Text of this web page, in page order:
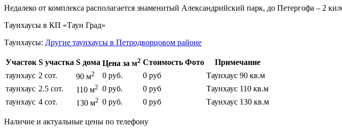
Недалеко от комплекса располагается знаменитый Александрийский парк, до Петергофа – 2
Таунхаусы в КП «Таун Град»
Таунхаусы: Другие таунхаусы в Петродворцовом районе
Участок S участка S дома Цена за м2 Стоимость Фото
Примечание
таунхаус 2 сот. 90 м2 0 руб. 0 руб
Таунхаус 90 кв.м
таунхаус 2.5 сот. 110 м2 0 руб. 0 руб
Таунхаус 110 кв.м
таунхаус 4 сот. 130 м2 0 руб. 0 руб Таунхаус 130 кв.м
Наличие и актуальные цены по телефону